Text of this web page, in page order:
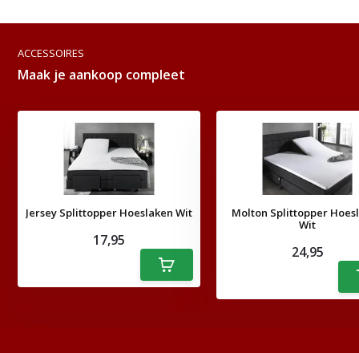
ACCESSOIRES
Maak je aankoop compleet
Jersey Splittopper Hoeslaken Wit
17,95
Molton Splittopper
Wit
24,95